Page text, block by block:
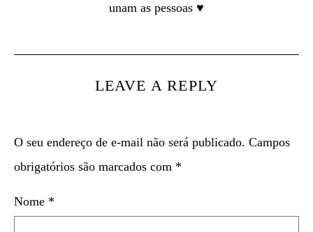
unam as pessoas ♥
LEAVE A REPLY
O seu endereço de e-mail não será publicado. Campos
obrigatórios são marcados com *
Nome *